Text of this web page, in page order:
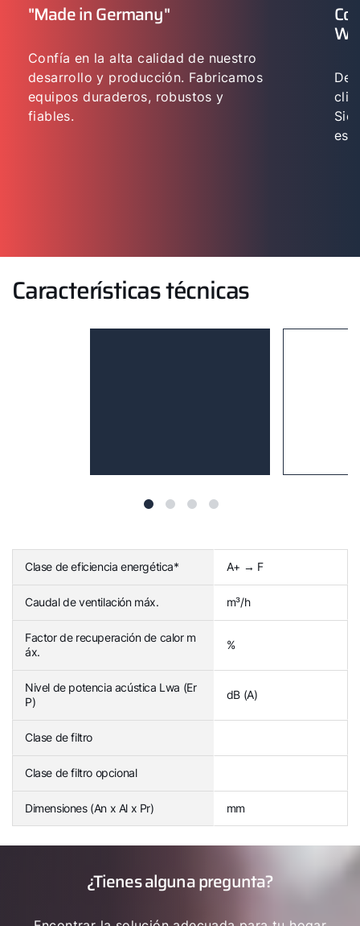
"Made in Germany"
Confía en la alta calidad de nuestro
desarrollo y producción. Fabricamos
equipos duraderos, robustos y
fiables.
Características técnicas
Clase de eficiencia energética* A+ → F
Caudal de ventilación máx. m³/h
Factor de recuperación de calor m
áx.
%
Nivel de potencia acústica Lwa (Er
P)
dB (A)
Clase de filtro
Clase de filtro opcional
Dimensiones (An x Al x Pr) mm
¿Tienes alguna pregunta?